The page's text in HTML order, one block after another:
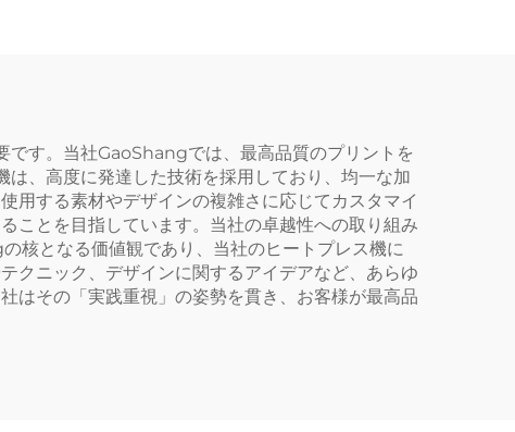
です。当社GaoShangでは、最高品質のプリントを
、高度に発達した技術を採用しており、均一な加
用する素材やデザインの複雑さに応じてカスタマイ
ことを目指しています。当社の卓越性への取り組み
核となる価値観であり、当社のヒートプレス機に
クニック、デザインに関するアイデアなど、あらゆ
はその「実践重視」の姿勢を貫き、お客様が最高品